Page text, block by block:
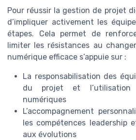
Pour réussir la gestion de projet
d’impliquer activement les
étapes. Cela permet de
limiter les résistances au
numérique efficace s’appuie sur :
La responsabilisation des
du projet et l’utilisation
numériques
L’accompagnement
les compétences leadership
aux évolutions